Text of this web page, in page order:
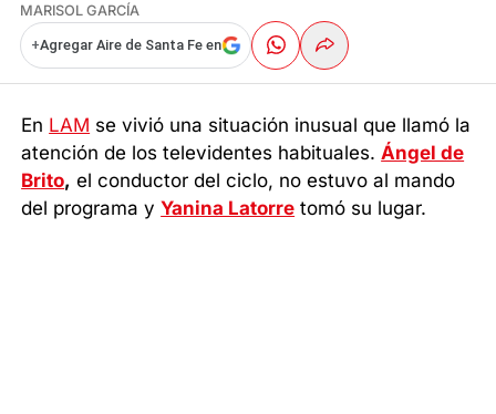
MARISOL GARCÍA
+Agregar Aire de Santa Fe en
En LAM se vivió una situación inusual que llamó la
atención de los televidentes habituales.Ángel de
Brito, el conductor del ciclo, no estuvo al mando
del programa yYanina Latorre tomó su lugar.